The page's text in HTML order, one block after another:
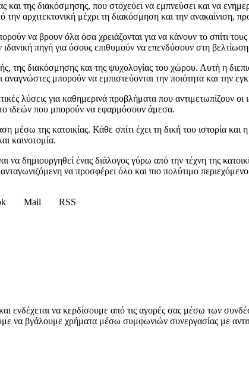
της διακόσμησης, που στοχεύει να εμπνεύσει και να
αρχιτεκτονική μέχρι τη διακόσμηση και την ανακαίνιση,
να βρουν όλα όσα χρειάζονται για να κάνουν το σπίτι
πηγή για όσους επιθυμούν να επενδύσουν στη βελτίωση
της διακόσμησης και της ψυχολογίας του χώρου. Αυτή η
αναγνώστες μπορούν να εμπιστεύονται την ποιότητα και την
λύσεις για καθημερινά προβλήματα που αντιμετωπίζουν
ιδεών που μπορούν να εφαρμόσουν άμεσα.
της κατοικίας. Κάθε σπίτι έχει τη δική του ιστορία
καινοτομία.
δημιουργηθεί ένας διάλογος γύρω από την τέχνη της
να προσφέρει όλο και πιο πολύτιμο
Mail
RSS
ενδέχεται να κερδίσουμε από τις αγορές σας μέσω των
να βγάλουμε χρήματα μέσω συμφωνιών συνεργασίας με